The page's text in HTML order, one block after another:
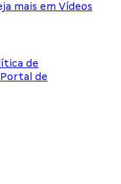
mais em Vídeos
de
Portal de